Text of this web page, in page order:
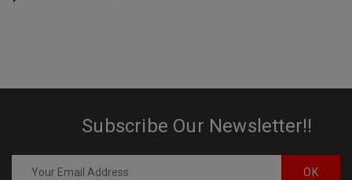
Subscribe Our Newsletter!!